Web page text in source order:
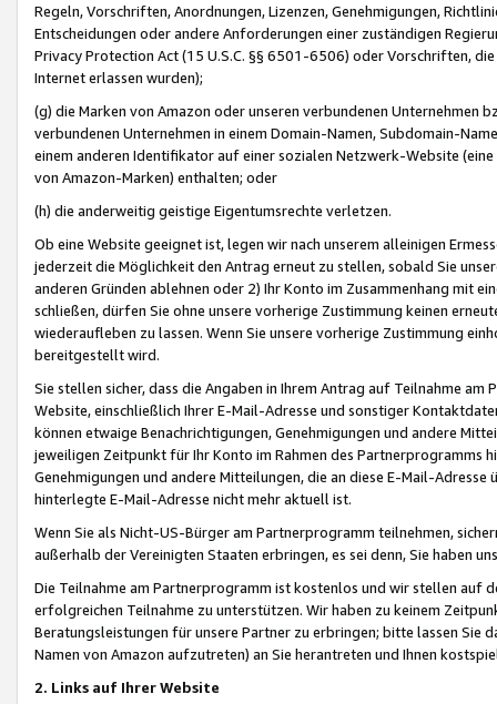
Regeln, Vorschriften, Anordnungen, Lizenzen, Genehmigungen,
Entscheidungen oder andere Anforderungen einer zuständigen
Privacy Protection Act (15 U.S.C. §§ 6501-6506) oder Vorschriften,
Internet erlassen wurden);
(g) die Marken von Amazon oder unseren verbundenen Unternehmen
verbundenen Unternehmen in einem Domain-Namen, Subdomain-
einem anderen Identifikator auf einer sozialen Netzwerk-Website
von Amazon-Marken) enthalten; oder
(h) die anderweitig geistige Eigentumsrechte verletzen.
Ob eine Website geeignet ist, legen wir nach unserem alleinigen
jederzeit die Möglichkeit den Antrag erneut zu stellen, sobald Sie
anderen Gründen ablehnen oder 2) Ihr Konto im Zusammenhang mit
schließen, dürfen Sie ohne unsere vorherige Zustimmung keinen
wiederaufleben zu lassen. Wenn Sie unsere vorherige Zustimmung
bereitgestellt wird.
Sie stellen sicher, dass die Angaben in Ihrem Antrag auf Teilnahme
Website, einschließlich Ihrer E-Mail-Adresse und sonstiger
können etwaige Benachrichtigungen, Genehmigungen und andere
jeweiligen Zeitpunkt für Ihr Konto im Rahmen des Partnerprogramms
Genehmigungen und andere Mitteilungen, die an diese E-Mail-
hinterlegte E-Mail-Adresse nicht mehr aktuell ist.
Wenn Sie als Nicht-US-Bürger am Partnerprogramm teilnehmen,
außerhalb der Vereinigten Staaten erbringen, es sei denn, Sie haben
Die Teilnahme am Partnerprogramm ist kostenlos und wir stellen auf
erfolgreichen Teilnahme zu unterstützen. Wir haben zu keinem
Beratungsleistungen für unsere Partner zu erbringen; bitte lassen Sie
Namen von Amazon aufzutreten) an Sie herantreten und Ihnen
2. Links auf Ihrer Website